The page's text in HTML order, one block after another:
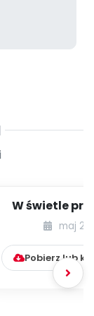
W świetle
54] [kącik
maj
Pobierz lub